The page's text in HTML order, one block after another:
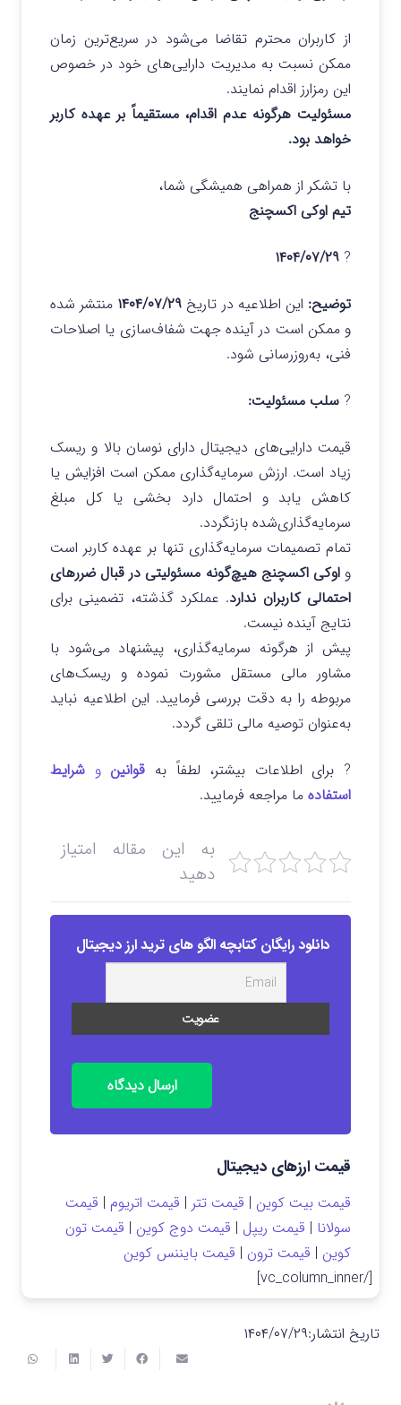
از کاربران محترم تقاضا می‌شود در سریع‌ترین زمان
ممکن نسبت به مدیریت دارایی‌های خود در خصوص
این رمزارز اقدام نمایند.
مسئولیت هرگونه عدم اقدام، مستقیماً بر عهده کاربر
خواهد بود.
با تشکر از همراهی همیشگی شما،
تیم اوکی اکسچنج
? ۱۴۰۴/۰۷/۲۹
توضیح: این اطلاعیه در تاریخ ۱۴۰۴/۰۷/۲۹ منتشر شده
و ممکن است در آینده جهت شفاف‌سازی یا اصلاحات
فنی، به‌روزرسانی شود.
? سلب مسئولیت:
قیمت دارایی‌های دیجیتال دارای نوسان بالا و ریسک
زیاد است. ارزش سرمایه‌گذاری ممکن است افزایش یا
کاهش یابد و احتمال دارد بخشی یا کل مبلغ
سرمایه‌گذاری‌شده بازنگردد.
تمام تصمیمات سرمایه‌گذاری تنها بر عهده کاربر است
واوکی اکسچنج هیچ‌گونه مسئولیتی در قبال ضررهای
احتمالی کاربران ندارد. عملکرد گذشته، تضمینی برای
نتایج آینده نیست.
پیش از هرگونه سرمایه‌گذاری، پیشنهاد می‌شود با
مشاور مالی مستقل مشورت نموده و ریسک‌های
مربوطه را به دقت بررسی فرمایید. این اطلاعیه نباید
به‌عنوان توصیه مالی تلقی گردد.
? برای اطلاعات بیشتر، لطفاً به قوانینو شرایط
استفاده ما مراجعه فرمایید.
به این مقاله امتیاز
دهید
دانلود رایگان کتابچه الگو های ترید ارز دیجیتال
ارسال دیدگاه
قیمت ارزهای دیجیتال
قیمت بیت کوین | قیمت تتر | قیمت اتریوم | قیمت
سولانا | قیمت ریپل | قیمت دوج کوین | قیمت تون
کوین | قیمت ترون | قیمت بایننس کوین
[/vc_column_inner]
تاریخ انتشار:۱۴۰۴/۰۷/۲۹